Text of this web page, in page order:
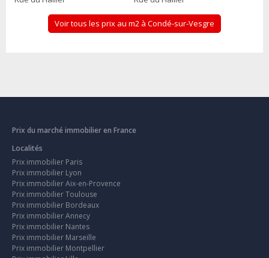
Voir tous les prix au m2 à Condé-sur-Vesgre
Prix du marché immobilier en France
Localités
Prix immobilier Paris
Prix immobilier Lyon
Prix immobilier Aix-en-Provence
Prix immobilier Toulouse
Prix immobilier Bordeaux
Prix immobilier Annecy
Prix immobilier Nantes
Prix immobilier Marseille
Prix immobilier Montpellier